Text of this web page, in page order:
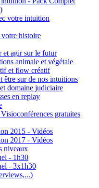
votre intuition
histoire
et agir sur le futur
animale et végétale
et flow créatif
être sur de nos intuitions
domaine judiciaire
en replay
gratuites
2015 - Vidéos
2017 - Vidéos
niveaux
- 1h30
- 3x1h30